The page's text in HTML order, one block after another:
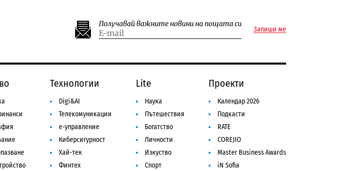
Получавай важните новини на пощата си
Запиши ме
Технологии
Digi&AI
Телекомуникации
е-управление
Киберсигурност
Хай-тек
Финтех
Lite
Наука
Пътешествия
Богатство
Личности
Изкуство
Спорт
Проекти
Календар 2026
Подкасти
RATE
COREJIO
Master Business Awards
iN Sofia